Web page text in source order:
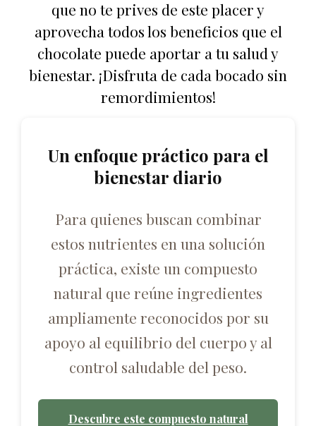
que no te prives de este placer y
aprovecha todos los beneficios que el
chocolate puede aportar a tu salud y
bienestar. ¡Disfruta de cada bocado sin
remordimientos!
Un enfoque práctico para el
bienestar diario
Para quienes buscan combinar
estos nutrientes en una solución
práctica, existe un compuesto
natural que reúne ingredientes
ampliamente reconocidos por su
apoyo al equilibrio del cuerpo y al
control saludable del peso.
Descubre este compuesto natural